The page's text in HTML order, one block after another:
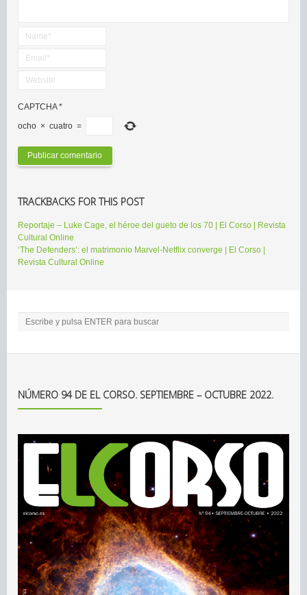
CAPTCHA*
ocho × cuatro =
TRACKBACKS FOR THIS POST
Reportaje – Luke Cage, el héroe del gueto de los 70 | El Corso | Revista
Cultural Online
‘The Defenders’: el matrimonio Marvel-Netflix converge | El Corso |
Revista Cultural Online
NÚMERO 94 DE EL CORSO. SEPTIEMBRE – OCTUBRE 2022.